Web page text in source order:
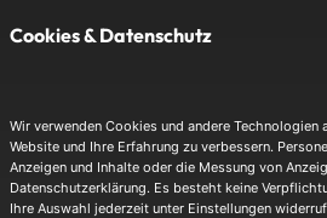
Cookies & Datenschutz
Wir verwenden Cookies und andere
Website und Ihre Erfahrung zu verbessern.
Anzeigen und Inhalte oder die Messung von
Datenschutzerklärung. Es besteht keine
Ihre Auswahl jederzeit unter Einstellungen